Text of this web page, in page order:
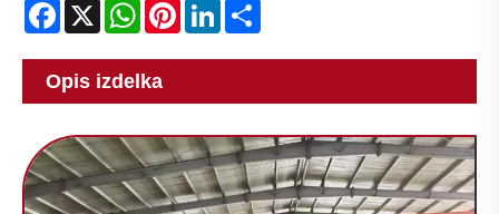
Facebook
X WhatsApp
PinterestLinkedIn
Opis izdelka